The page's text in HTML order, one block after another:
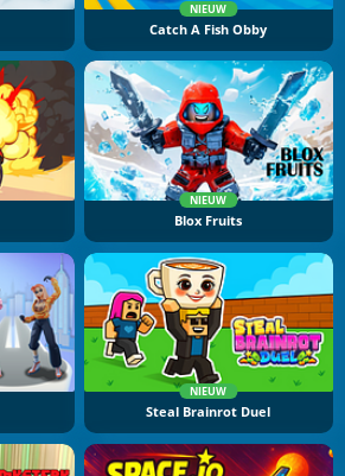
NIEUW
Catch A Fish Obby
NIEUW
Blox Fruits
NIEUW
Steal Brainrot Duel